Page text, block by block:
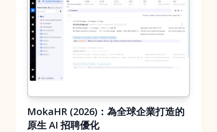
MokaHR (2026)：為全球企業打造的
原生 AI 招聘優化